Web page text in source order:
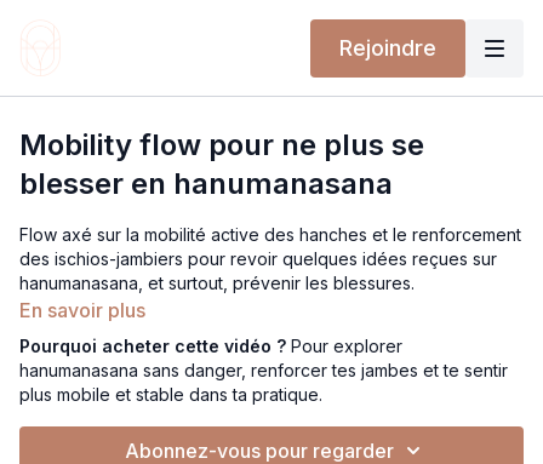
Rejoindre
Mobility flow pour ne plus se
blesser en hanumanasana
Flow axé sur la mobilité active des hanches et le renforcement
des ischios-jambiers pour revoir quelques idées reçues sur
hanumanasana, et surtout, prévenir les blessures.
Attends-toi à un boost dans les jambes, des exercices de kick
aborder le travail avec fun et efficacité.
Un flow qui t’apprend à construire hanumanasana avec force,
conscience et fluidité, sans forcer sur les tendons ni créer de
tension inutile.
En savoir plus
Pourquoi acheter cette vidéo ? Pour explorer
hanumanasana sans danger, renforcer tes jambes et te sentir
plus mobile et stable dans ta pratique.
Abonnez-vous pour regarder